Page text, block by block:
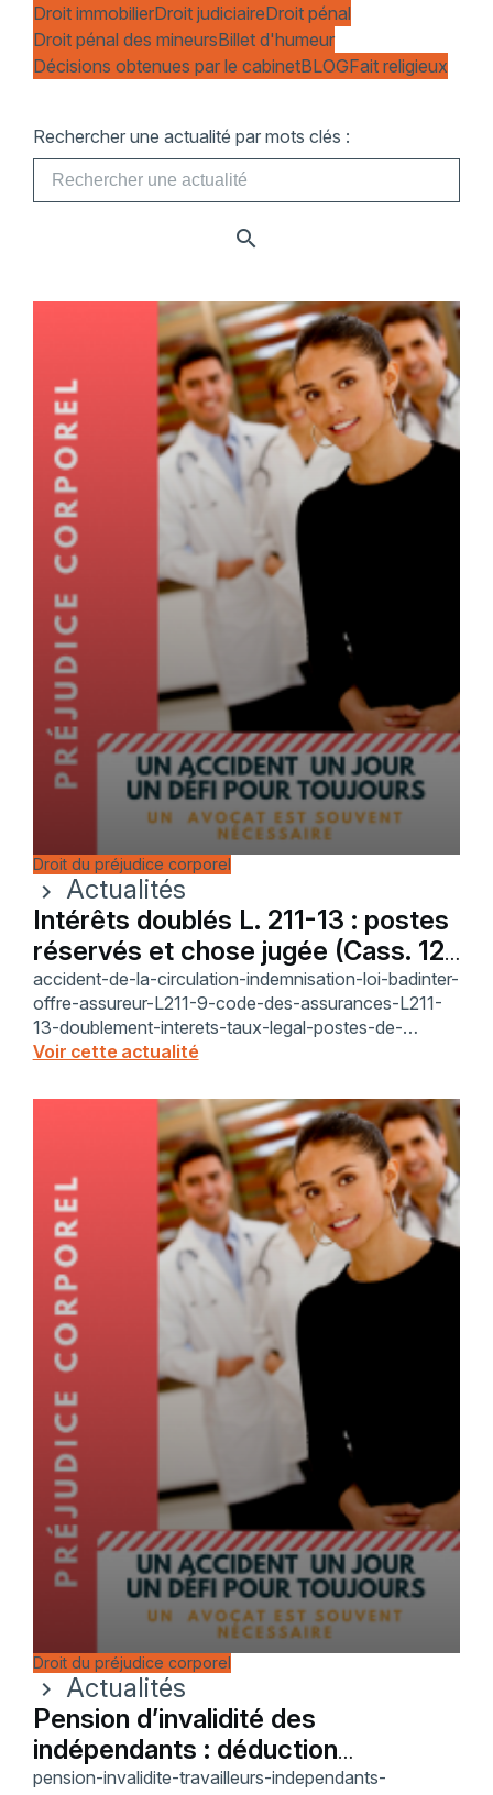
Droit immobilierDroit judiciaireDroit pénal
Droit pénal des mineursBillet d'humeur
Décisions obtenues par le cabinetBLOGFait religieux
Rechercher une actualité par mots clés :
Droit du préjudice corporel
chevron_right
Actualités
Intérêts doublés L. 211-13 : postes
réservés et chose jugée (Cass. 12
fév. 2026)
accident-de-la-circulation-indemnisation-loi-badinter-
offre-assureur-L211-9-code-des-assurances-L211-
13-doublement-interets-taux-legal-postes-de-
prejudice-reserves-autorite-de-la-chose-jugee-1355-
incidence-
Voir cette actualité
Droit du préjudice corporel
chevron_right
Actualités
Pension d’invalidité des
indépendants : déduction
seulement si versement certain
pension-invalidite-travailleurs-independants-